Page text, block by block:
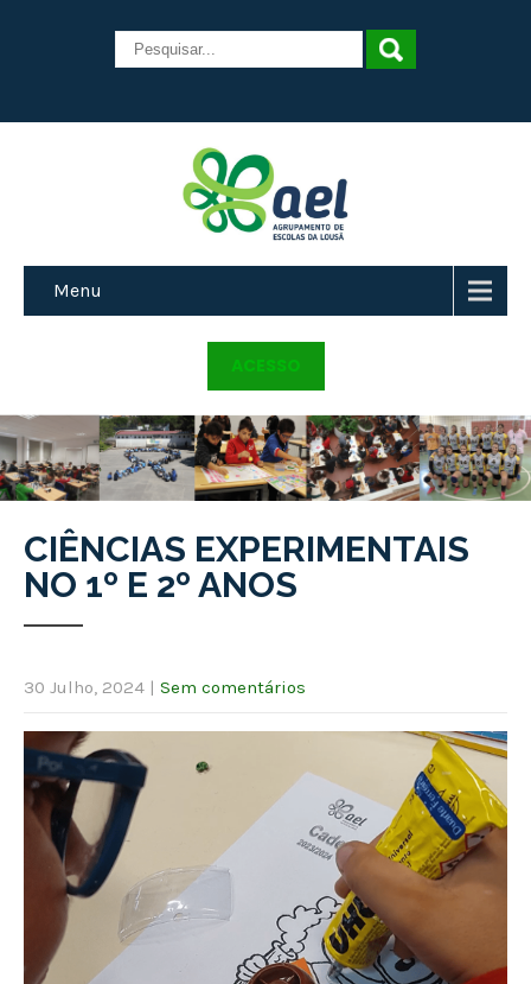
Menu
ACESSO
CIÊNCIAS EXPERIMENTAIS
NO 1º E 2º ANOS
30 Julho, 2024 | Sem comentários